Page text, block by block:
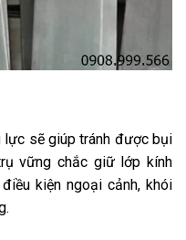
sẽ giúp tránh được bụi
vững chắc giữ lớp kính
kiện ngoại cảnh, khói